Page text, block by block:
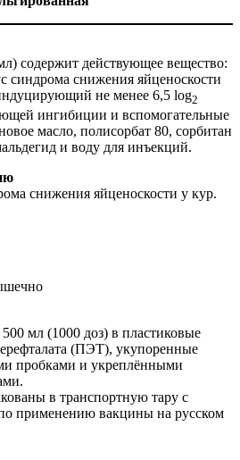
содержит действующее вещество:
синдрома снижения яйценоскости
не менее 6,5 log2
ингибиции и вспомогательные
масло, полисорбат 80, сорбитан
и воду для инъекций.
снижения яйценоскости у кур.
мл (1000 доз) в пластиковые
(ПЭТ), укупоренные
пробками и укреплёнными
в транспортную тару с
применению вакцины на русском